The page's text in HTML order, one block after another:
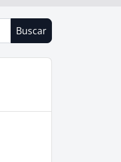
Buscar